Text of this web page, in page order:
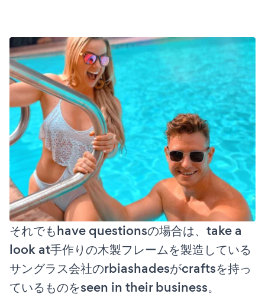
それでもhave questionsの場合は、take a
look at手作りの木製フレームを製造している
サングラス会社のrbiashadesがcraftsを持っ
ているものをseen in their business。